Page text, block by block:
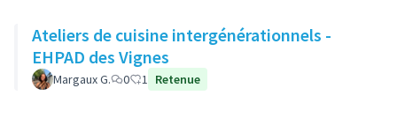
Ateliers de cuisine intergénérationnels -
EHPAD des Vignes
Margaux G. 0 1 Retenue